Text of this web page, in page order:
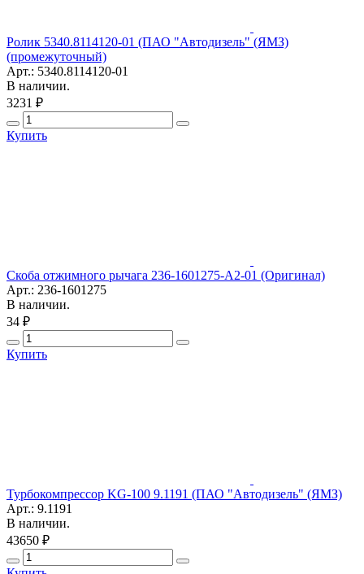
Ролик 5340.8114120-01 (ПАО "Автодизель" (ЯМЗ)
(промежуточный)
Арт.: 5340.8114120-01
В наличии.
3231 ₽
Купить
Скоба отжимного рычага 236-1601275-А2-01 (Оригинал)
Арт.: 236-1601275
В наличии.
34 ₽
Купить
Турбокомпрессор KG-100 9.1191 (ПАО "Автодизель" (ЯМЗ)
Арт.: 9.1191
В наличии.
43650 ₽